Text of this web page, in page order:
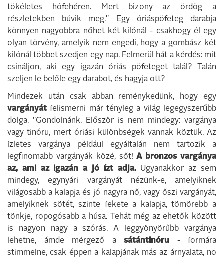
tökéletes hófehéren. Mert bizony az ördög a
részletekben búvik meg." Egy óriáspöfeteg darabja
könnyen nagyobbra nőhet két kilónál - csakhogy él egy
olyan törvény, amelyik nem engedi, hogy a gombász két
kilónál többet szedjen egy nap. Felmerül hát a kérdés: mit
csináljon, aki egy igazán óriás pöfeteget talál? Talán
szeljen le belőle egy darabot, és hagyja ott?
Mindezek után csak abban reménykedünk, hogy egy
vargányátfelismerni már tényleg a világ legegyszerűbb
dolga. "Gondolnánk. Először is nem mindegy: vargánya
vagy tinóru, mert óriási különbségek vannak köztük. Az
ízletes vargánya például egyáltalán nem tartozik a
legfinomabb vargányák közé, sőt!A bronzos vargánya
az, ami az igazán a jó ízt adja.Ugyanakkor az sem
mindegy, egynyári vargányát nézünk-e, amelyiknek
világosabb a kalapja és jó nagyra nő, vagy őszi vargányát,
amelyiknek sötét, szinte fekete a kalapja, tömörebb a
tönkje, ropogósabb a húsa. Tehát még az ehetők között
is nagyon nagy a szórás. A leggyönyörűbb vargánya
lehetne, ámde mérgező a sátántinóru - formára
stimmelne, csak éppen a kalapjának más az árnyalata, no